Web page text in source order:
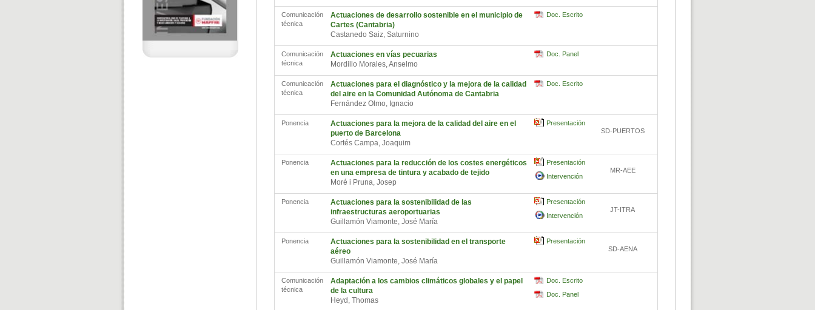
Comunicación
técnica
Actuaciones de desarrollo sostenible en el municipio de
Cartes (Cantabria)
Castanedo Saiz, Saturnino
Doc. Escrito
Comunicación
técnica
Actuaciones en vías pecuarias
Mordillo Morales, Anselmo
Doc. Panel
Comunicación
técnica
Actuaciones para el diagnóstico y la mejora de la calidad
del aire en la Comunidad Autónoma de Cantabria
Fernández Olmo, Ignacio
Doc. Escrito
Ponencia
Actuaciones para la mejora de la calidad del aire en el
puerto de Barcelona
Cortés Campa, Joaquim
Presentación
SD-PUERTOS
Ponencia
Actuaciones para la reducción de los costes energéticos
en una empresa de tintura y acabado de tejido
Moré i Pruna, Josep
Presentación
Intervención
MR-AEE
Ponencia
Actuaciones para la sostenibilidad de las
infraestructuras aeroportuarias
Guillamón Viamonte, José María
Presentación
Intervención
JT-ITRA
Ponencia
Actuaciones para la sostenibilidad en el transporte
aéreo
Guillamón Viamonte, José María
Presentación
SD-AENA
Comunicación
técnica
Adaptación a los cambios climáticos globales y el papel
de la cultura
Heyd, Thomas
Doc. Escrito
Doc. Panel